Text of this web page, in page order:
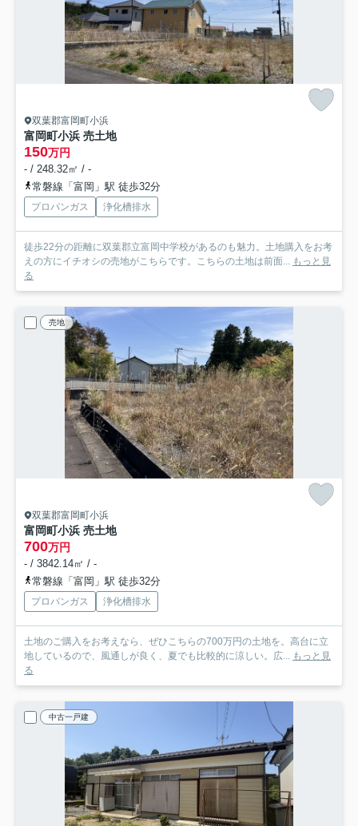
双葉郡富岡町小浜
富岡町小浜 売土地
150万円
- / 248.32㎡ / -
常磐線「富岡」駅 徒歩32分
プロパンガス 浄化槽排水
徒歩22分の距離に双葉郡立富岡中学校があるのも魅力。土地購入をお考
えの方にイチオシの売地がこちらです。こちらの土地は前面... もっと見
る
売地
双葉郡富岡町小浜
富岡町小浜 売土地
700万円
- / 3842.14㎡ / -
常磐線「富岡」駅 徒歩32分
プロパンガス 浄化槽排水
土地のご購入をお考えなら、ぜひこちらの700万円の土地を。高台に立
地しているので、風通しが良く、夏でも比較的に涼しい。広... もっと見
る
中古一戸建